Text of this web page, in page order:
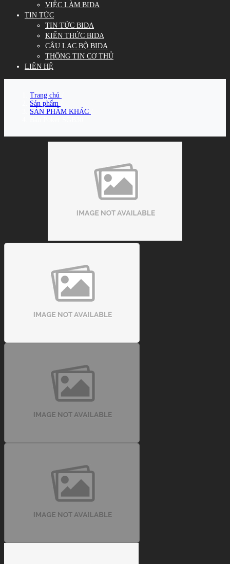
VIỆC LÀM BIDA
TIN TỨC
TIN TỨC BIDA
KIẾN THỨC BIDA
CÂU LẠC BỘ BIDA
THÔNG TIN CƠ THỦ
LIÊN HỆ
Trang chủ
Sản phẩm
SẢN PHẨM KHÁC